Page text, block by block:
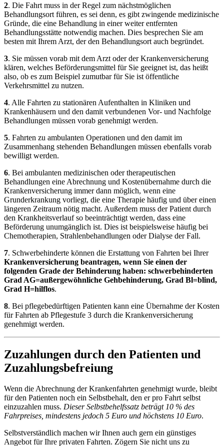
2. Die Fahrt muss in der Regel zum nächstmöglichen
Behandlungsort führen, es sei denn, es gibt zwingende medizinische
Gründe, die eine Behandlung in einer weiter entfernten
Behandlungsstätte notwendig machen. Dies besprechen Sie am
besten mit Ihrem Arzt, der den Behandlungsort auch begründet.
3. Sie müssen vorab mit dem Arzt oder der Krankenversicherung
klären, welches Beförderungsmittel für Sie geeignet ist, das heißt
also, ob es zum Beispiel zumutbar für Sie ist öffentliche
Verkehrsmittel zu nutzen.
4. Alle Fahrten zu stationären Aufenthalten in Kliniken und
Krankenhäusern und den damit verbundenen Vor- und Nachfolge
Behandlungen müssen vorab genehmigt werden.
5. Fahrten zu ambulanten Operationen und den damit im
Zusammenhang stehenden Behandlungen müssen ebenfalls vorab
bewilligt werden.
6. Bei ambulanten medizinischen oder therapeutischen
Behandlungen eine Abrechnung und Kostenübernahme durch die
Krankenversicherung immer dann möglich, wenn eine
Grunderkrankung vorliegt, die eine Therapie häufig und über einen
längeren Zeitraum nötig macht. Außerdem muss der Patient durch
den Krankheitsverlauf so beeinträchtigt werden, dass eine
Beförderung unumgänglich ist. Dies ist beispielsweise häufig bei
Chemotherapien, Strahlenbehandlungen oder Dialyse der Fall.
7. Schwerbehinderte können die Erstattung von Fahrten bei Ihrer
Krankenversicherung beantragen, wenn Sie einen der
folgenden Grade der Behinderung haben: schwerbehinderten
Grad AG=außergewöhnliche Gehbehinderung, Grad Bl=blind,
Grad H=hilflos.
8. Bei pflegebedürftigen Patienten kann eine Übernahme der Kosten
für Fahrten ab Pflegestufe 3 durch die Krankenversicherung
genehmigt werden.
Zuzahlungen durch den Patienten und
Zuzahlungsbefreiung
Wenn die Abrechnung der Krankenfahrten genehmigt wurde, bleibt
für den Patienten noch ein Selbstbehalt, den er pro Fahrt selbst
einzuzahlen muss. Dieser Selbstbehelfssatz beträgt 10 % des
Fahrpreises, mindestens jedoch 5 Euro und höchstens 10 Euro.
Selbstverständlich machen wir Ihnen auch gern ein günstiges
Angebot für Ihre privaten Fahrten. Zögern Sie nicht uns zu